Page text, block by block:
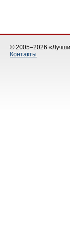
© 2005–2026
Контакты